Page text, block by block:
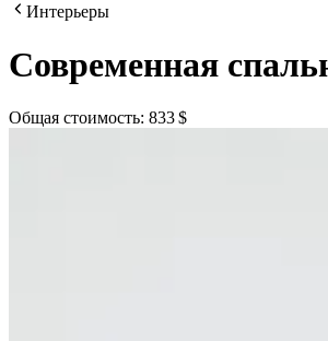
Интерьеры
Современная
Общая стоимость: 833 $